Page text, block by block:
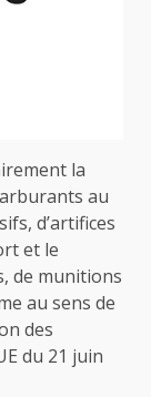
la
au
d’artifices
et le
de munitions
au sens de
des
du 21 juin